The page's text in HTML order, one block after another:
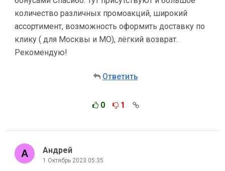
количество различных промоакций, широкий
ассортимент, возможность оформить доставку по
клику ( для Москвы и МО), лёгкий возврат.
Рекомендую!
Ответить
0 1
Андрей
1 Октябрь 2023 05:35